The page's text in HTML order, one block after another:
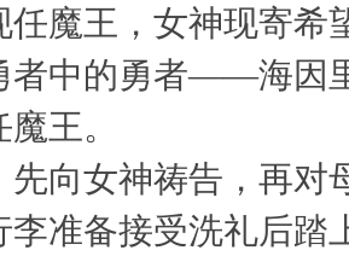
任魔王，女神现寄希
者中的勇者——海因
王。
先向女神祷告，再
李准备接受洗礼后踏